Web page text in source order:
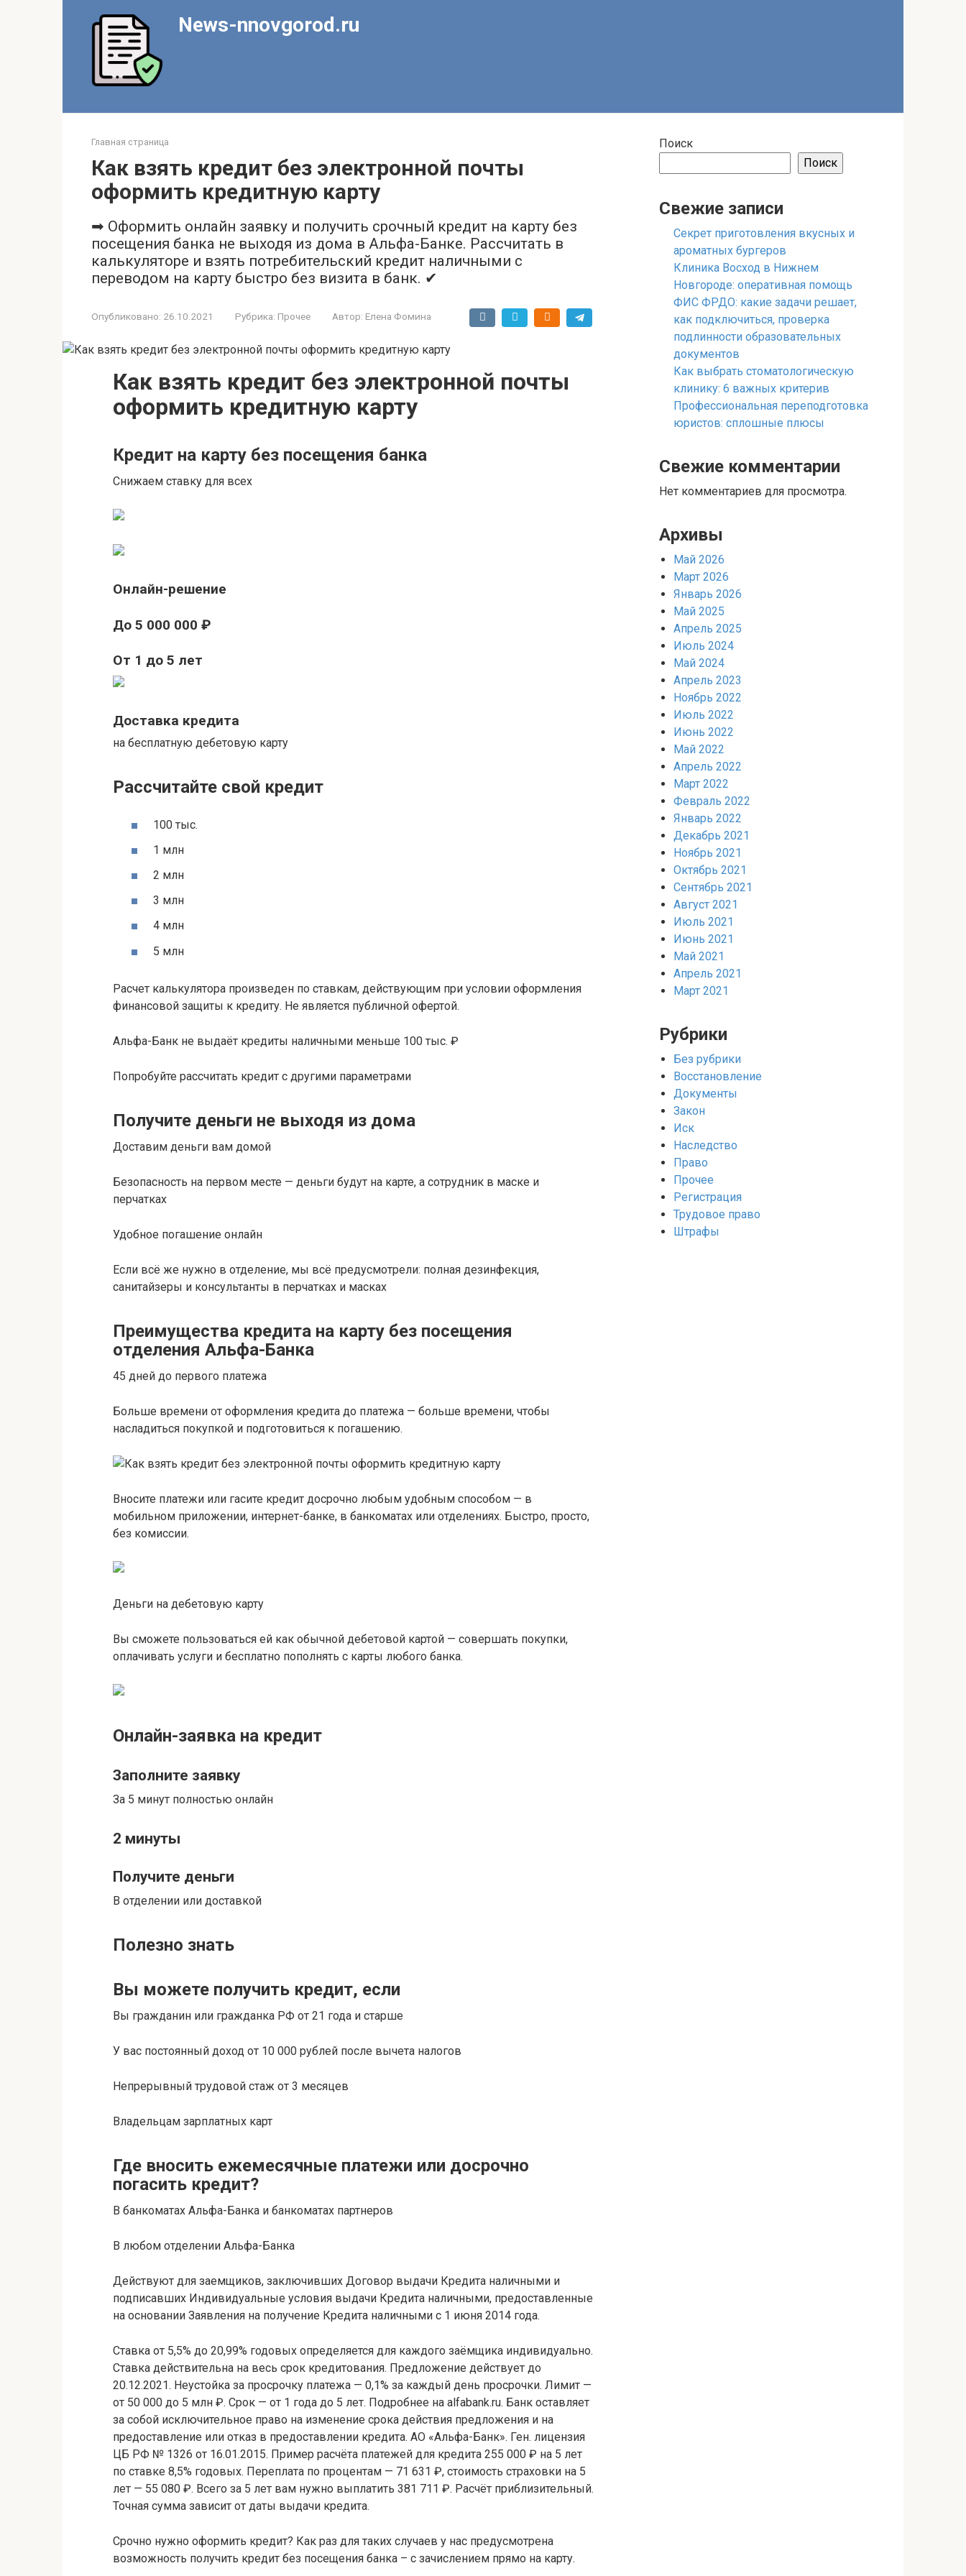
News-nnovgorod.ru
Главная страница
Как взять кредит без электронной почты
оформить кредитную карту
➡ Оформить онлайн заявку и получить срочный кредит на карту без
посещения банка не выходя из дома в Альфа-Банке. Рассчитать в
калькуляторе и взять потребительский кредит наличными с
переводом на карту быстро без визита в банк. ✔
Опубликовано: 26.10.2021 Рубрика: Прочее Автор: Елена Фомина
Как взять кредит без электронной почты
оформить кредитную карту
Кредит на карту без посещения банка
Снижаем ставку для всех
Онлайн-решение
До 5 000 000 ₽
От 1 до 5 лет
Доставка кредита
на бесплатную дебетовую карту
Рассчитайте свой кредит
100 тыс.
1 млн
2 млн
3 млн
4 млн
5 млн
Расчет калькулятора произведен по ставкам, действующим при условии оформления
финансовой защиты к кредиту. Не является публичной офертой.
Альфа-Банк не выдаёт кредиты наличными меньше 100 тыс. ₽
Попробуйте рассчитать кредит с другими параметрами
Получите деньги не выходя из дома
Доставим деньги вам домой
Безопасность на первом месте — деньги будут на карте, а сотрудник в маске и
перчатках
Удобное погашение онлайн
Если всё же нужно в отделение, мы всё предусмотрели: полная дезинфекция,
санитайзеры и консультанты в перчатках и масках
Преимущества кредита на карту без посещения
отделения Альфа-Банка
45 дней до первого платежа
Больше времени от оформления кредита до платежа — больше времени, чтобы
насладиться покупкой и подготовиться к погашению.
Вносите платежи или гасите кредит досрочно любым удобным способом — в
мобильном приложении, интернет-банке, в банкоматах или отделениях. Быстро, просто,
без комиссии.
Деньги на дебетовую карту
Вы сможете пользоваться ей как обычной дебетовой картой — совершать покупки,
оплачивать услуги и бесплатно пополнять с карты любого банка.
Онлайн-заявка на кредит
Заполните заявку
За 5 минут полностью онлайн
2 минуты
Получите деньги
В отделении или доставкой
Полезно знать
Вы можете получить кредит, если
Вы гражданин или гражданка РФ от 21 года и старше
У вас постоянный доход от 10 000 рублей после вычета налогов
Непрерывный трудовой стаж от 3 месяцев
Владельцам зарплатных карт
Где вносить ежемесячные платежи или досрочно
погасить кредит?
В банкоматах Альфа-Банка и банкоматах партнеров
В любом отделении Альфа-Банка
Действуют для заемщиков, заключивших Договор выдачи Кредита наличными и
подписавших Индивидуальные условия выдачи Кредита наличными, предоставленные
на основании Заявления на получение Кредита наличными с 1 июня 2014 года.
Ставка от 5,5% до 20,99% годовых определяется для каждого заёмщика индивидуально.
Ставка действительна на весь срок кредитования. Предложение действует до
20.12.2021. Неустойка за просрочку платежа — 0,1% за каждый день просрочки. Лимит —
от 50 000 до 5 млн ₽. Срок — от 1 года до 5 лет. Подробнее на alfabank.ru. Банк оставляет
за собой исключительное право на изменение срока действия предложения и на
предоставление или отказ в предоставлении кредита. АО «Альфа-Банк». Ген. лицензия
ЦБ РФ № 1326 от 16.01.2015. Пример расчёта платежей для кредита 255 000 ₽ на 5 лет
по ставке 8,5% годовых. Переплата по процентам — 71 631 ₽, стоимость страховки на 5
лет — 55 080 ₽. Всего за 5 лет вам нужно выплатить 381 711 ₽. Расчёт приблизительный.
Точная сумма зависит от даты выдачи кредита.
Срочно нужно оформить кредит? Как раз для таких случаев у нас предусмотрена
возможность получить кредит без посещения банка – с зачислением прямо на карту.
Поиск
Поиск
Свежие записи
Секрет приготовления вкусных и
ароматных бургеров
Клиника Восход в Нижнем
Новгороде: оперативная помощь
ФИС ФРДО: какие задачи решает,
как подключиться, проверка
подлинности образовательных
документов
Как выбрать стоматологическую
клинику: 6 важных критерив
Профессиональная переподготовка
юристов: сплошные плюсы
Свежие комментарии
Нет комментариев для просмотра.
Архивы
Май 2026
Март 2026
Январь 2026
Май 2025
Апрель 2025
Июль 2024
Май 2024
Апрель 2023
Ноябрь 2022
Июль 2022
Июнь 2022
Май 2022
Апрель 2022
Март 2022
Февраль 2022
Январь 2022
Декабрь 2021
Ноябрь 2021
Октябрь 2021
Сентябрь 2021
Август 2021
Июль 2021
Июнь 2021
Май 2021
Апрель 2021
Март 2021
Рубрики
Без рубрики
Восстановление
Документы
Закон
Иск
Наследство
Право
Прочее
Регистрация
Трудовое право
Штрафы